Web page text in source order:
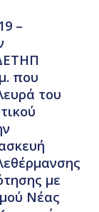
–
που
του
με
Νέας